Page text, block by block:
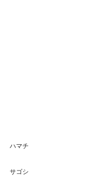
ハマチ
サゴシ